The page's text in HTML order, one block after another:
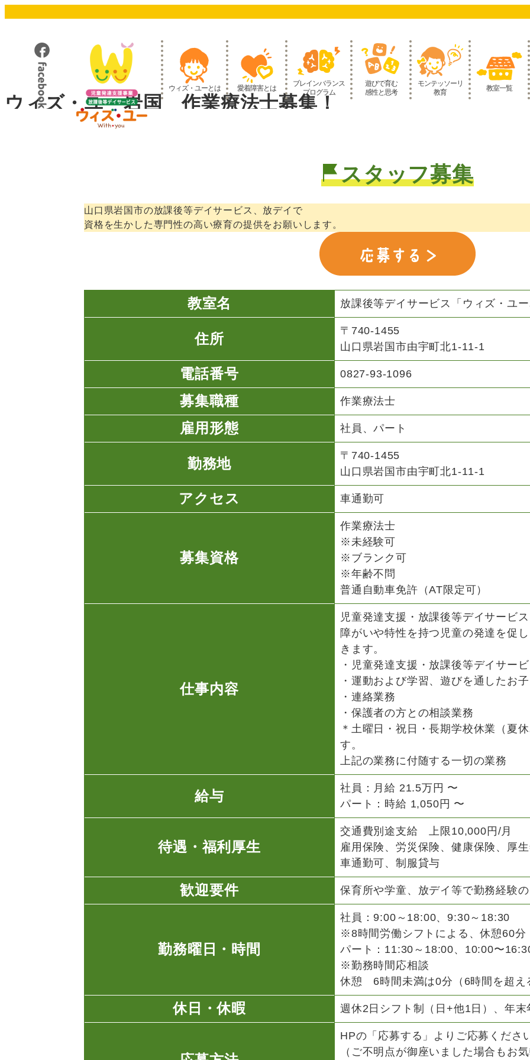
ン
ウィズ・ユーとは 愛着障害とは
ブレインバランス
プログラム
遊びで育む
感性と思考
モンテッソーリ
教育
教室一覧
ウィズ・ユー岩国 作業療法士募集！
スタッフ募集
山口県岩国市の放課後等デイサービス、放デイで
資格を生かした専門性の高い療育の提供をお願いします。
教室名 放課後等デイサービス「ウィズ・ユ
住所
〒740-1455
山口県岩国市由宇町北1-11-1
電話番号 0827-93-1096
募集職種 作業療法士
雇用形態 社員、パート
勤務地
〒740-1455
山口県岩国市由宇町北1-11-1
アクセス 車通勤可
募集資格
作業療法士
※未経験可
※ブランク可
※年齢不問
普通自動車免許（AT限定可）
仕事内容
児童発達支援・放課後等デイサービ
障がいや特性を持つ児童の発達を促
きます。
・児童発達支援・放課後等デイサー
・運動および学習、遊びを通したお
・連絡業務
・保護者の方との相談業務
＊土曜日・祝日・長期学校休業（夏
す。
上記の業務に付随する一切の業務
給与
社員：月給 21.5万円 〜
パート：時給 1,050円 〜
待遇・福利厚生
交通費別途支給 上限10,000円/月
雇用保険、労災保険、健康保険、厚
車通勤可、制服貸与
歓迎要件 保育所や学童、放デイ等で勤務経験
勤務曜日・時間
社員：9:00～18:00、9:30～18:30
※8時間労働シフトによる、休憩60分
パート：11:30～18:00、10:00〜
※勤務時間応相談
休憩 6時間未満は0分（6時間を超え
休日・休暇 週休2日シフト制（日+他1日）、年
HPの「応募する」よりご応募くださ
（ご不明点が御座いました場合もお